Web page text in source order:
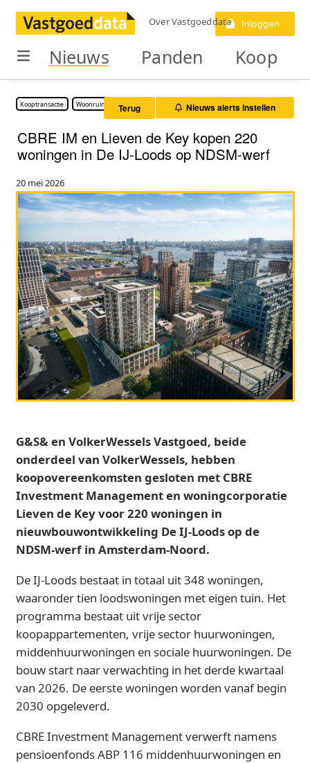
Over Vastgoeddata Inloggen
Nieuws Panden Koop
Kooptransactie Woonruimte Terug Nieuws alerts instellen
CBRE IM en Lieven de Key kopen 220
woningen in De IJ-Loods op NDSM-werf
20 mei 2026
G&S& en VolkerWessels Vastgoed, beide
onderdeel van VolkerWessels, hebben
koopovereenkomsten gesloten met CBRE
Investment Management en woningcorporatie
Lieven de Key voor 220 woningen in
nieuwbouwontwikkeling De IJ-Loods op de
NDSM-werf in Amsterdam-Noord.
De IJ-Loods bestaat in totaal uit 348 woningen,
waaronder tien loodswoningen met eigen tuin. Het
programma bestaat uit vrije sector
koopappartementen, vrije sector huurwoningen,
middenhuurwoningen en sociale huurwoningen. De
bouw start naar verwachting in het derde kwartaal
van 2026. De eerste woningen worden vanaf begin
2030 opgeleverd.
CBRE Investment Management verwerft namens
pensioenfonds ABP 116 middenhuurwoningen en